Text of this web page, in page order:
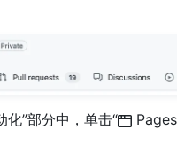
化”部分中，单击“